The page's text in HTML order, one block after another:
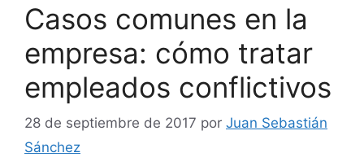
Casos comunes en la
empresa: cómo tratar
empleados conflictivos
28 de septiembre de 2017 por Juan Sebastián
Sánchez